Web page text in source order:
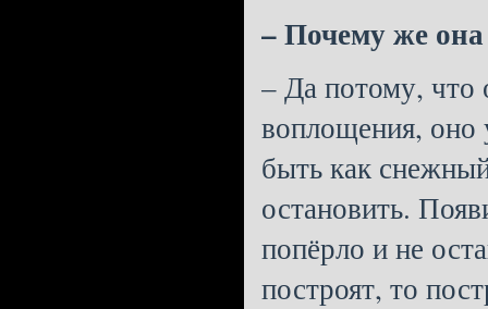
– Почему же
– Да потому, что
воплощения,
быть как
остановить.
попёрло и не
построят, то